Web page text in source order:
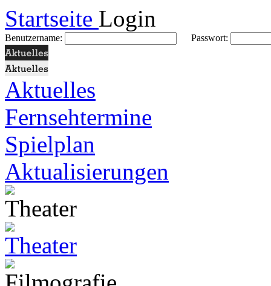
Startseite Login
Benutzername: Passwort:
Aktuelles
Fernsehtermine
Spielplan
Aktualisierungen